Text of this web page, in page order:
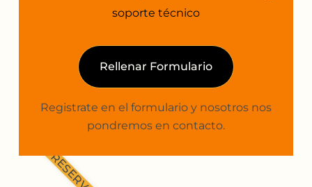
soporte técnico
Rellenar Formulario
Registrate en el formulario y nosotros nos
pondremos en contacto.